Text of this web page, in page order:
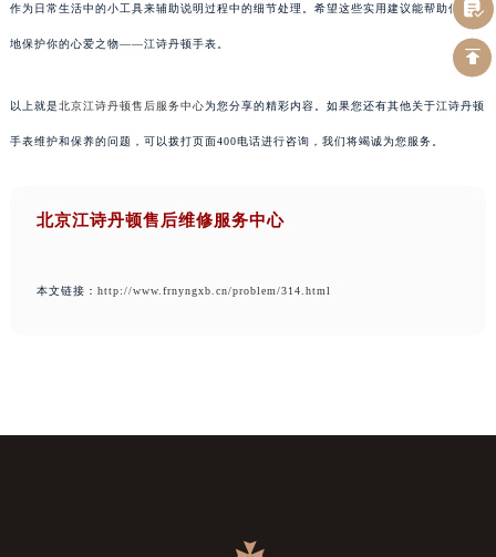
作为日常生活中的小工具来辅助说明过程中的细节处理。希望这些实用建议能帮助你更好
地保护你的心爱之物——江诗丹顿手表。
以上就是北京江诗丹顿售后服务中心为您分享的精彩内容。如果您还有其他关于江诗丹顿
手表维护和保养的问题，可以拨打页面400电话进行咨询，我们将竭诚为您服务。
北京江诗丹顿售后维修服务中心
本文链接： http://www.frnyngxb.cn/problem/314.html